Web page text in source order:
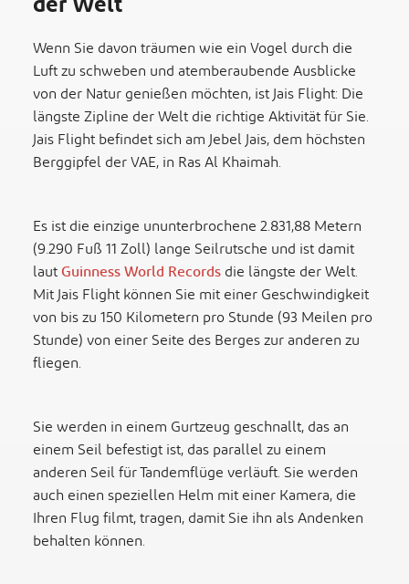
Wenn Sie davon träumen wie ein Vogel durch die
Luft zu schweben und atemberaubende Ausblicke
von der Natur genießen möchten, ist Jais Flight: Die
längste Zipline der Welt die richtige Aktivität für Sie.
Jais Flight befindet sich am Jebel Jais, dem höchsten
Berggipfel der VAE, in Ras Al Khaimah.
Es ist die einzige ununterbrochene 2.831,88 Metern
(9.290 Fuß 11 Zoll) lange Seilrutsche und ist damit
lautGuinness World Recordsdie längste der Welt.
Mit Jais Flight können Sie mit einer Geschwindigkeit
von bis zu 150 Kilometern pro Stunde (93 Meilen pro
Stunde) von einer Seite des Berges zur anderen zu
fliegen.
Sie werden in einem Gurtzeug geschnallt, das an
einem Seil befestigt ist, das parallel zu einem
anderen Seil für Tandemflüge verläuft. Sie werden
auch einen speziellen Helm mit einer Kamera, die
Ihren Flug filmt, tragen, damit Sie ihn als Andenken
behalten können.